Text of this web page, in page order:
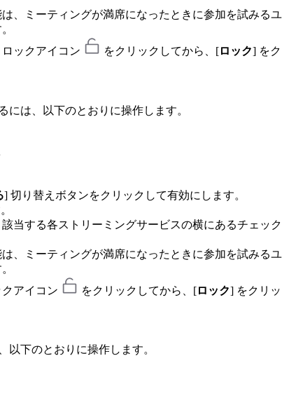
、ミーティングが満席になったときに参加を試みる
ックアイコン
をクリックしてから、[ロック] を
は、以下のとおりに操作します。
] 切り替えボタンをクリックして有効にします。
する各ストリーミングサービスの横にあるチェック
、ミーティングが満席になったときに参加を試みる
アイコン
をクリックしてから、[ロック] をクリ
下のとおりに操作します。